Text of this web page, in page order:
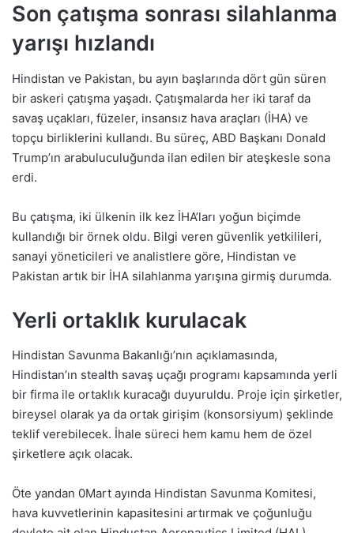
Son çatışma sonrası silahlanma
yarışı hızlandı
Hindistan ve Pakistan, bu ayın başlarında dört gün süren
bir askeri çatışma yaşadı. Çatışmalarda her iki taraf da
savaş uçakları, füzeler, insansız hava araçları (İHA) ve
topçu birliklerini kullandı. Bu süreç, ABD Başkanı Donald
Trump’ın arabuluculuğunda ilan edilen bir ateşkesle sona
erdi.
Bu çatışma, iki ülkenin ilk kez İHA’ları yoğun biçimde
kullandığı bir örnek oldu. Bilgi veren güvenlik yetkilileri,
sanayi yöneticileri ve analistlere göre, Hindistan ve
Pakistan artık bir İHA silahlanma yarışına girmiş durumda.
Yerli ortaklık kurulacak
Hindistan Savunma Bakanlığı’nın açıklamasında,
Hindistan’ın stealth savaş uçağı programı kapsamında yerli
bir firma ile ortaklık kuracağı duyuruldu. Proje için şirketler,
bireysel olarak ya da ortak girişim (konsorsiyum) şeklinde
teklif verebilecek. İhale süreci hem kamu hem de özel
şirketlere açık olacak.
Öte yandan 0Mart ayında Hindistan Savunma Komitesi,
hava kuvvetlerinin kapasitesini artırmak ve çoğunluğu